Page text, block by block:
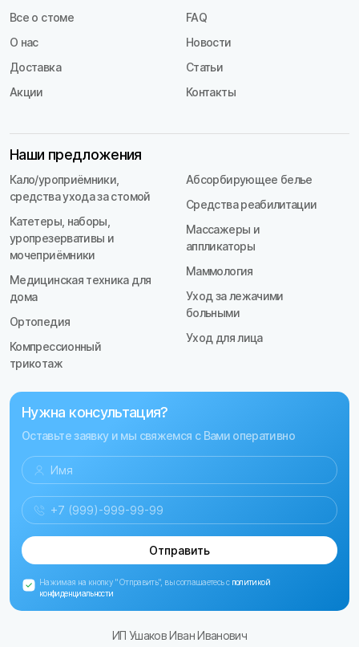
Все о стоме
О нас
Доставка
Акции
FAQ
Новости
Статьи
Контакты
Наши предложения
Кало/уроприёмники,
средства ухода за стомой
Катетеры, наборы,
уропрезервативы и
мочеприёмники
Медицинская техника для
дома
Ортопедия
Компрессионный
трикотаж
Абсорбирующее белье
Средства реабилитации
Массажеры и
аппликаторы
Маммология
Уход за лежачими
больными
Уход для лица
Нужна консультация?
Оставьте заявку и мы свяжемся с Вами оперативно
Отправить
Нажимая на кнопку "Отправить", вы соглашаетесь с политикой
конфиденциальности
ИП Ушаков Иван Иванович